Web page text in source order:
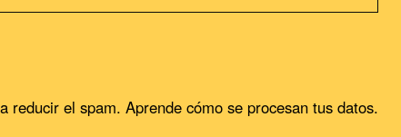
que acepta su uso. Puedes cambiar la configuración u
reducir el spam. Aprende cómo se procesan tus datos.